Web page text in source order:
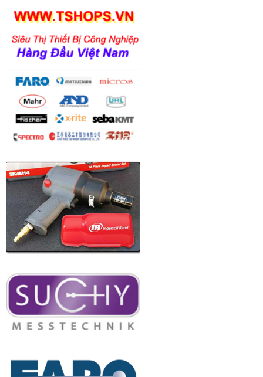
Công ty dược phẩm Becamex
Công ty bánh kẹo Hải Hà
Công ty bao bì Visy
Công ty CP nhiệt điện Ninh
Bình
Công ty gạch Thái Bình
Nhà máy phân bón BACONCO
Công ty bia Thanh Hoa
Công ty TNHH Baw Heng
Steel Việt Nam
Công ty bia Việt Hà
Công ty TNHH công nghiệp
Broad Bright Sakura
Nhà máy cán thép Hòa Phát
Công ty TNHH cán thép Tam
Điệp